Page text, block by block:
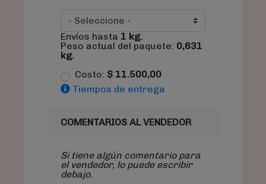
Envíos hasta 1 kg.
Peso actual del paquete: 0,631
kg.
Costo: $ 11.500,00
Tiempos de entrega
COMENTARIOS AL VENDEDOR
Si tiene algún comentario para
el vendedor, lo puede escribir
debajo.